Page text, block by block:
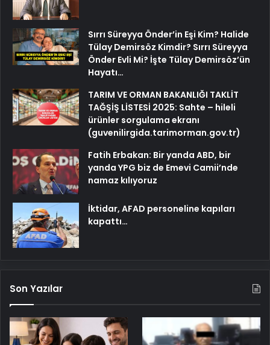
Sırrı Süreyya Önder’in Eşi Kim? Halide
Tülay Demirsöz Kimdir? Sırrı Süreyya
Önder Evli Mi? İşte Tülay Demirsöz’ün
Hayatı…
TARIM VE ORMAN BAKANLIĞI TAKLİT
TAĞŞİŞ LİSTESİ 2025: Sahte – hileli
ürünler sorgulama ekranı
(guvenilirgida.tarimorman.gov.tr)
Fatih Erbakan: Bir yanda ABD, bir
yanda YPG biz de Emevi Camii’nde
namaz kılıyoruz
İktidar, AFAD personeline kapıları
kapattı…
Son Yazılar